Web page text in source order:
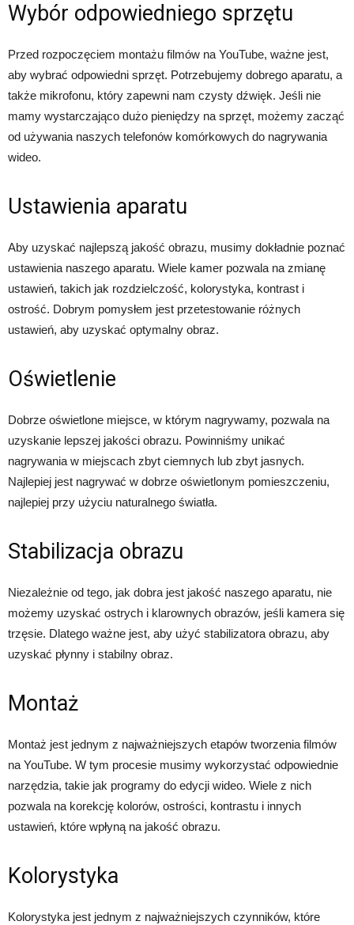
Wybór odpowiedniego sprzętu
Przed rozpoczęciem montażu filmów na YouTube, ważne jest,
aby wybrać odpowiedni sprzęt. Potrzebujemy dobrego aparatu, a
także mikrofonu, który zapewni nam czysty dźwięk. Jeśli nie
mamy wystarczająco dużo pieniędzy na sprzęt, możemy zacząć
od używania naszych telefonów komórkowych do nagrywania
wideo.
Ustawienia aparatu
Aby uzyskać najlepszą jakość obrazu, musimy dokładnie poznać
ustawienia naszego aparatu. Wiele kamer pozwala na zmianę
ustawień, takich jak rozdzielczość, kolorystyka, kontrast i
ostrość. Dobrym pomysłem jest przetestowanie różnych
ustawień, aby uzyskać optymalny obraz.
Oświetlenie
Dobrze oświetlone miejsce, w którym nagrywamy, pozwala na
uzyskanie lepszej jakości obrazu. Powinniśmy unikać
nagrywania w miejscach zbyt ciemnych lub zbyt jasnych.
Najlepiej jest nagrywać w dobrze oświetlonym pomieszczeniu,
najlepiej przy użyciu naturalnego światła.
Stabilizacja obrazu
Niezależnie od tego, jak dobra jest jakość naszego aparatu, nie
możemy uzyskać ostrych i klarownych obrazów, jeśli kamera się
trzęsie. Dlatego ważne jest, aby użyć stabilizatora obrazu, aby
uzyskać płynny i stabilny obraz.
Montaż
Montaż jest jednym z najważniejszych etapów tworzenia filmów
na YouTube. W tym procesie musimy wykorzystać odpowiednie
narzędzia, takie jak programy do edycji wideo. Wiele z nich
pozwala na korekcję kolorów, ostrości, kontrastu i innych
ustawień, które wpłyną na jakość obrazu.
Kolorystyka
Kolorystyka jest jednym z najważniejszych czynników, które